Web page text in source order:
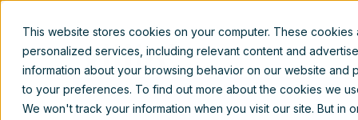
This website stores cookies on your computer. These
personalized services, including relevant content and
information about your browsing behavior on our website and
to your preferences. To find out more about the cookies we
We won't track your information when you visit our site. But